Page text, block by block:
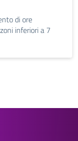
di ore
inferiori a 7